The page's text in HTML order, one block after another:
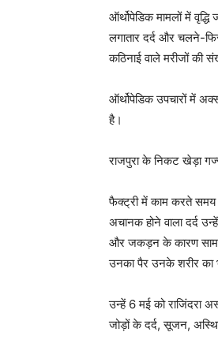
ऑर्थोपेडिक मामलों में
लगातार दर्द और चलने-
कठिनाई वाले मरीजों की
ऑर्थोपेडिक उपचारों में
है।
राजपुरा के निकट खेड़ा
फैक्ट्री में काम करते समय
अचानक होने वाला दर्द
और जकड़न के कारण
उनका पैर उनके शरीर का
उन्हें 6 मई को राजिंदरा
जोड़ों के दर्द, सूजन,